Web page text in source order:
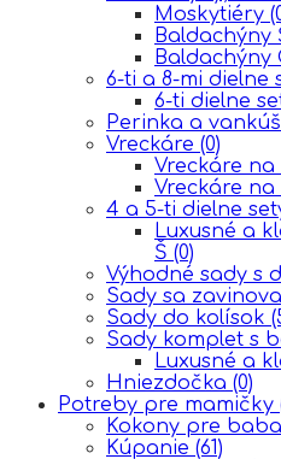
Moskytiéry
Baldachýny
Baldachýny
6-ti a 8-mi dielne
6-ti dielne
Perinka a
Vreckáre (0)
Vreckáre
Vreckáre
4 a 5-ti dielne
Luxusné a
Š (0)
Výhodné sady s
Sady sa
Sady do kolísok
Sady komplet s
Luxusné a
Hniezdočka (0)
Potreby pre mamičky
Kokony pre
Kúpanie (61)